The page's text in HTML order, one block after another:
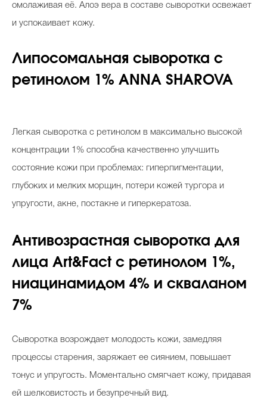
омолаживая её. Алоэ вера в составе сыворотки освежает
и успокаивает кожу.
Липосомальная сыворотка с
ретинолом 1% ANNA SHAROVA
Легкая сыворотка c ретинолом в максимально высокой
концентрации 1% способна качественно улучшить
состояние кожи при проблемах: гиперпигментации,
глубоких и мелких морщин, потери кожей тургора и
упругости, акне, постакне и гиперкератоза.
Антивозрастная сыворотка для
лица Art&Fact с ретинолом 1%,
ниацинамидом 4% и скваланом
7%
Сыворотка возрождает молодость кожи, замедляя
процессы старения, заряжает ее сиянием, повышает
тонус и упругость. Моментально смягчает кожу, придавая
ей шелковистость и безупречный вид.